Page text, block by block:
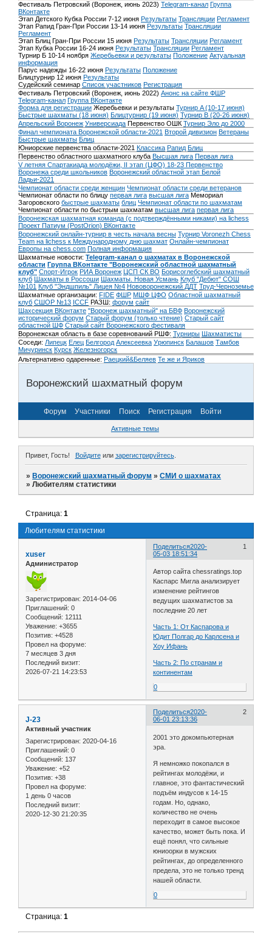
Фестиваль Петровский (Воронеж, июнь 2023) Telegram-канал Группа
ВКонтакте
Этап Детского Кубка России 7-12 июня Результаты Трансляции Регламент
Этап Рапид Гран-При России 13-14 июня Результаты Трансляции
Регламент
Этап Блиц Гран-При России 15 июня Результаты Трансляции Регламент
Этап Кубка России 16-24 июня Результаты Трансляции Регламент
Турнир Б 10-14 ноября Жеребьевки и результаты Положение Актуальная
информация
Парус надежды 16-22 июня Результаты Положение
Блицтурнир 12 июня Результаты
Судейский семинар Список участников Регистрация
Фестиваль Петровский (Воронеж, июнь 2022) Анонс на сайте ФШР
Telegram-канал Группа ВКонтакте
Форма для регистрации Жеребьевки и результаты Турнир A (10-17 июня)
Быстрые шахматы (18 июня) Блицтурнир (19 июня) Турнир B (20-26 июня)
Апрельский Воронеж Универсиада Первенство ОШК Турнир Эло до 2000
Финал чемпионата Воронежской области-2021 Второй дивизион Ветераны
Быстрые шахматы Блиц
Юниорские первенства области-2021 Классика Рапид Блиц
Первенство областного шахматного клуба Высшая лига Первая лига
V летняя Спартакиада молодёжи, II этап (ЦФО) 18-23 Первенство
Воронежа среди школьников Воронежский областной этап Белой
Ладьи-2021
Чемпионат области среди женщин Чемпионат области среди ветеранов
Чемпионат области по блицу первая лига высшая лига Мемориал
Загоровского быстрые шахматы блиц Чемпионат области по шахматам
Чемпионат области по быстрым шахматам высшая лига первая лига
Воронежская шахматная команда (с подтверждёнными никами) на lichess
Проект Патиум (PostOrion) ВКонтакте
Воронежский онлайн-турнир в честь начала весны Турнир Voronezh Chess
Team на lichess к Международному дню шахмат Онлайн-чемпионат
Европы на chess.com Полная информация
Шахматные новости: Telegram-канал о шахматах в Воронежской
области Группа ВКонтакте "Воронежский областной шахматный
клуб" Спорт-Игрок РИА Воронеж ЦСП СК ВО Борисоглебский шахматный
клуб Шахматы в Россоши Шахматы. Новая Усмань Клуб "Дебют" СОШ
№101 Клуб "Эндшпиль" Лицея №4 Нововоронежский ДДТ Труд-Черноземье
Шахматные организации: FIDE ФШР МШФ ЦФО Областной шахматный
клуб СШОР №13 ICCF РАЗШ: форум сайт
Шахсекция ВКонтакте "Воронеж шахматный" на БВФ Воронежский
исторический форум Cтарый форум (только чтение) Старый сайт
областной ШФ Старый сайт Воронежского фестиваля
Воронежская область в базе соревнований РШФ: Турниры Шахматисты
Соседи: Липецк Елец Белгород Алексеевка Урюпинск Балашов Тамбов
Мичуринск Курск Железногорск
Альтернативно одаренные: Раецкий&Беляев Те же и Яриков
Воронежский шахматный форум
Форум Участники Поиск Регистрация Войти
Активные темы
Привет, Гость! Войдитеили зарегистрируйтесь.
»Воронежский шахматный форум »СМИ о шахматах
»Любителям статистики
Любителям статистики
Страница:1
Поделиться 1
2020-
05-03 18:51:34
xuser
Администратор
Зарегистрирован: 2014-04-06
Приглашений: 0
Сообщений: 12111
Уважение: +3655
Позитив: +4528
Провел на форуме:
7 месяцев 3 дня
Последний визит:
2026-07-21 14:23:53
Автор сайта chessratings.top
Каспарс Мигла анализирует
изменение рейтингов
ведущих шахматистов за
последние 20 лет
Часть 1: От Каспарова и
Юдит Полгар до Карлсена и
Хоу Ифань
Часть 2: По странам и
континентам
0
Поделиться 2
2020-
06-01 23:13:36
J-23
Активный участник
Зарегистрирован: 2020-04-16
Приглашений: 0
Сообщений: 137
Уважение: +52
Позитив: +38
Провел на форуме:
1 день 0 часов
Последний визит:
2020-12-30 21:20:35
2001 это докомпьютерная
эра.
Я немножко покопался в
рейтингах молодёжи, и
главное, это фантастический
подъём индусов к 14-15
годам. Но, однако,
количество не очень
переходит в самое высокое
качество, может быть пока. И
ещё понял, что сильные
юниоорки в мужских
рейтингах, до определенного
предела, это не только тренд
нашей области.
0
Страница:1